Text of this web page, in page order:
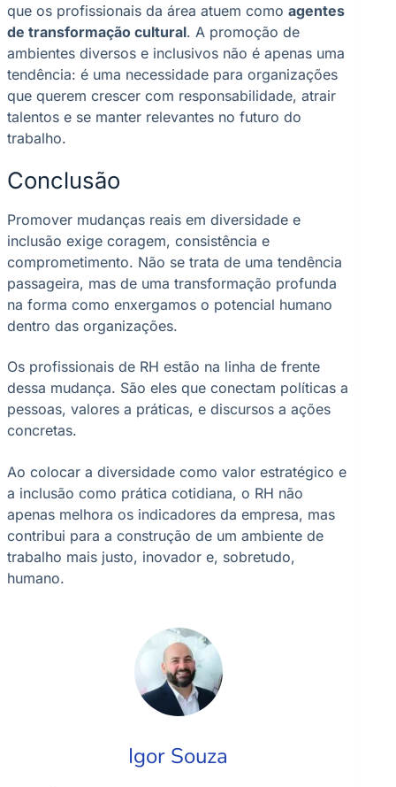
que os profissionais da área atuem como agentes
de transformação cultural. A promoção de
ambientes diversos e inclusivos não é apenas uma
tendência: é uma necessidade para organizações
que querem crescer com responsabilidade, atrair
talentos e se manter relevantes no futuro do
trabalho.
Conclusão
Promover mudanças reais em diversidade e
inclusão exige coragem, consistência e
comprometimento. Não se trata de uma tendência
passageira, mas de uma transformação profunda
na forma como enxergamos o potencial humano
dentro das organizações.
Os profissionais de RH estão na linha de frente
dessa mudança. São eles que conectam políticas a
pessoas, valores a práticas, e discursos a ações
concretas.
Ao colocar a diversidade como valor estratégico e
a inclusão como prática cotidiana, o RH não
apenas melhora os indicadores da empresa, mas
contribui para a construção de um ambiente de
trabalho mais justo, inovador e, sobretudo,
humano.
Igor Souza